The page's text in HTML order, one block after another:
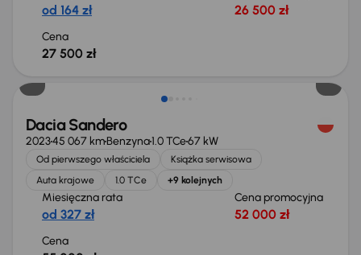
od 164 zł 26 500 zł
Cena
27 500 zł
Dacia Sandero
202345 067 kmBenzyna1.0 TCe67 kW
Od pierwszego właściciela
Książka serwisowa
Auta krajowe
1.0 TCe +9 kolejnych
Miesięczna rata
od 327 zł
Cena promocyjna
52 000 zł
Cena